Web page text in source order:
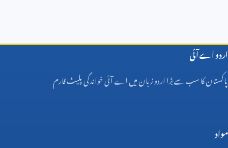
اردو اے آئی
پاکستان کا سب سے بڑا اردو زبان میں اے آئی خواندگی پلیٹ فارم
مواد